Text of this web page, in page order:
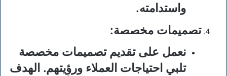
واستدامته.
تصميمات مخصصة:
نعمل على تقديم تصميمات مخصصة
تلبي احتياجات العملاء ورؤيتهم. الهدف